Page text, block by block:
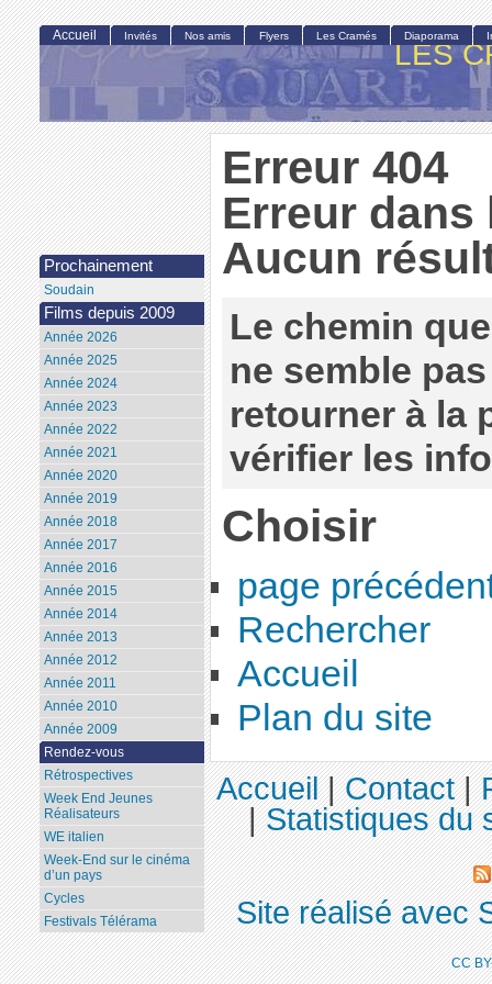
LES
Erreur 404
Erreur dans
Aucun
Le chemin
ne semble
retourner à la
vérifier les
Choisir
page
Rechercher
Accueil
Plan du site
Accueil Invités Nos amis Flyers Les Cramés Diaporama
Prochainement
Soudain
Films depuis 2009
Année 2026
Année 2025
Année 2024
Année 2023
Année 2022
Année 2021
Année 2020
Année 2019
Année 2018
Année 2017
Année 2016
Année 2015
Année 2014
Année 2013
Année 2012
Année 2011
Année 2010
Année 2009
Rendez-vous
Rétrospectives
Week End Jeunes
Réalisateurs
WE italien
Week-End sur le cinéma
d’un pays
Cycles
Festivals Télérama
Accueil|Contact|
|Statistiques du
Site réalisé avec
CC